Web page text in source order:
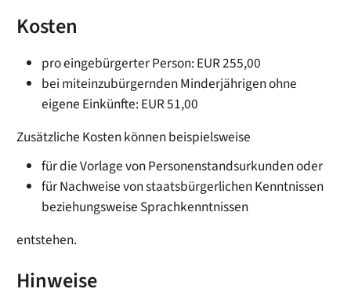
Kosten
pro eingebürgerter Person: EUR 255,00
bei miteinzubürgernden Minderjährigen ohne
eigene Einkünfte: EUR 51,00
Zusätzliche Kosten können beispielsweise
für die Vorlage von Personenstandsurkunden oder
für Nachweise von staatsbürgerlichen Kenntnissen
beziehungsweise Sprachkenntnissen
entstehen.
Hinweise